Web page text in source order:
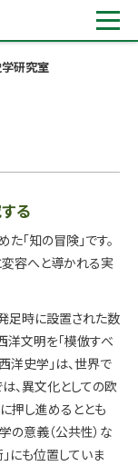
研究室
る
「知の冒険」です。
容へと導かれる実
足時に設置された数
洋文明を「模倣すべ
洋史学」は、世界で
、異文化としての欧
押し進めるととも
の意義（公共性）な
にも位置していま